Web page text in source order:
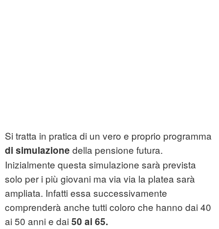
Si tratta in pratica di un vero e proprio programma
di simulazione della pensione futura.
Inizialmente questa simulazione sarà prevista
solo per i più giovani ma via via la platea sarà
ampliata. Infatti essa successivamente
comprenderà anche tutti coloro che hanno dai 40
ai 50 anni e dai 50 ai 65.